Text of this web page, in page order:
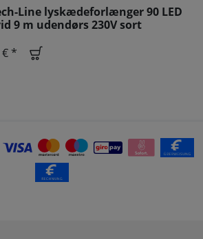
Line lyskædeforlænger 90 LED
9 m udendørs 230V sort
€ *